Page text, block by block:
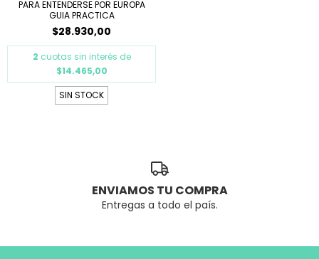
PARA ENTENDERSE POR EUROPA
GUIA PRACTICA
$28.930,00
2 cuotas sin interés de
$14.465,00
SIN STOCK
ENVIAMOS TU COMPRA
Entregas a todo el país.